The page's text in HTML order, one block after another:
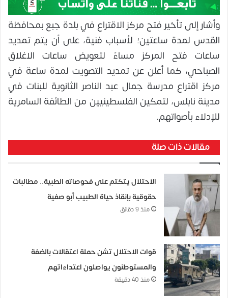
وأشار إلى تأخير فتح مركز الاقتراع في بلدة جبع بمحافظة
القدس لمدة ساعتين؛ لأسباب فنية، على أن يتم تمديد
ساعات فتح المركز مساءً لتعويض ساعات الاغلاق
الصباحي، كما أعلن عن تمديد التصويت لمدة ساعة في
مركز اقتراع مدرسة جمال عبد الناصر الثانوية للبنات في
مدينة نابلس، لتمكين الفلسطينيين من الطائفة السامرية
للإدلاء بأصواتهم.
مقالات ذات صلة
الاحتلال يتكتم على فحوصاته الطبية.. مطالبات
حقوقية بإنقاذ حياة الطبيب أبو صفية
منذ 9 دقائق
قوات الاحتلال تشن حملة اعتقالات بالضفة
والمستوطنون يواصلون اعتداءاتهم
منذ 40 دقيقة